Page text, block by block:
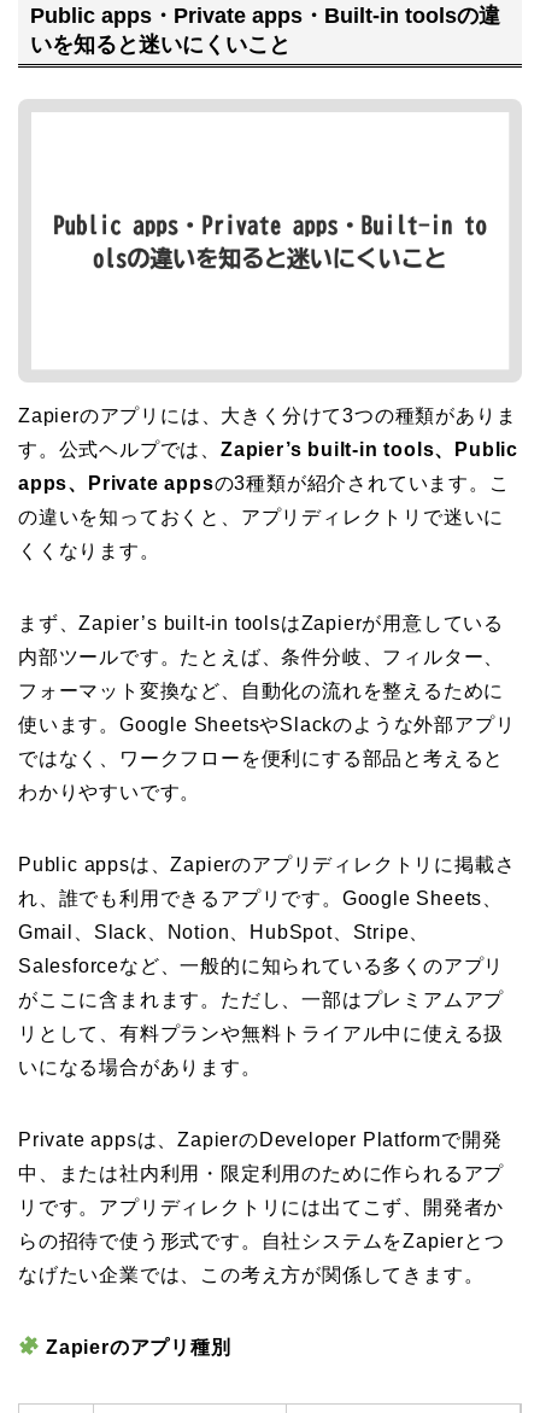
Public apps・Private apps・Built-in toolsの違
いを知ると迷いにくいこと
Zapierのアプリには、大きく分けて3つの種類がありま
す。公式ヘルプでは、 Zapier’s built-in tools、Public
apps、Private appsの3種類が紹介されています。こ
の違いを知っておくと、アプリディレクトリで迷いに
くくなります。
まず、Zapier’s built-in toolsはZapierが用意している
内部ツールです。たとえば、条件分岐、フィルター、
フォーマット変換など、自動化の流れを整えるために
使います。Google SheetsやSlackのような外部アプリ
ではなく、ワークフローを便利にする部品と考えると
わかりやすいです。
Public appsは、Zapierのアプリディレクトリに掲載さ
れ、誰でも利用できるアプリです。Google Sheets、
Gmail、Slack、Notion、HubSpot、Stripe、
Salesforceなど、一般的に知られている多くのアプリ
がここに含まれます。ただし、一部はプレミアムアプ
リとして、有料プランや無料トライアル中に使える扱
いになる場合があります。
Private appsは、ZapierのDeveloper Platformで開発
中、または社内利用・限定利用のために作られるアプ
リです。アプリディレクトリには出てこず、開発者か
らの招待で使う形式です。自社システムをZapierとつ
なげたい企業では、この考え方が関係してきます。
Zapierのアプリ種別